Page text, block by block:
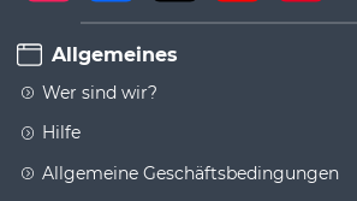
Allgemeines
Wer sind wir?
Hilfe
Allgemeine Geschäftsbedingungen